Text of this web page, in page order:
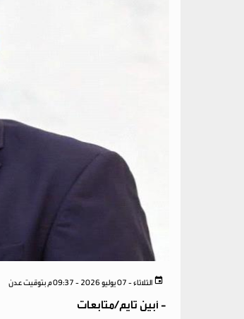
الثلاثاء - 07 يوليو 2026 - 09:37 م بتوقيت عدن
- أبين تايم/متابعات